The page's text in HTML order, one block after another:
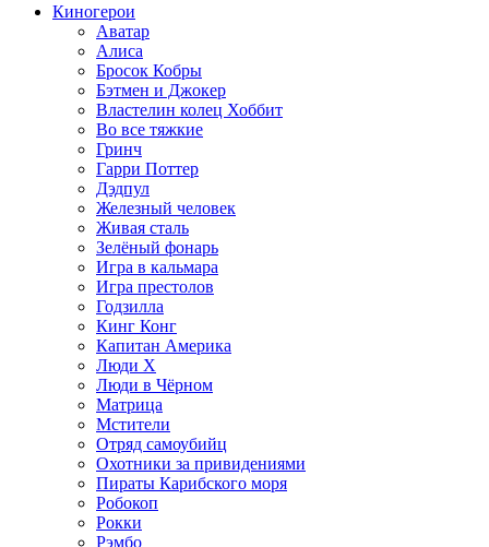
Киногерои
Аватар
Алиса
Бросок Кобры
Бэтмен и Джокер
Властелин колец Хоббит
Во все тяжкие
Гринч
Гарри Поттер
Дэдпул
Железный человек
Живая сталь
Зелёный фонарь
Игра в кальмара
Игра престолов
Годзилла
Кинг Конг
Капитан Америка
Люди X
Люди в Чёрном
Матрица
Мстители
Отряд самоубийц
Охотники за привидениями
Пираты Карибского моря
Робокоп
Рокки
Рэмбо